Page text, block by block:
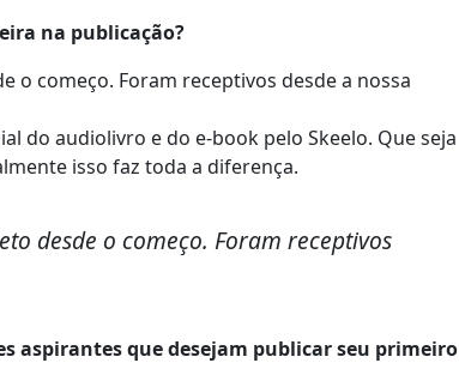
na publicação?
o começo. Foram receptivos desde a nossa
do audiolivro e do e-book pelo Skeelo. Que seja
isso faz toda a diferença.
desde o começo. Foram receptivos
aspirantes que desejam publicar seu primeiro